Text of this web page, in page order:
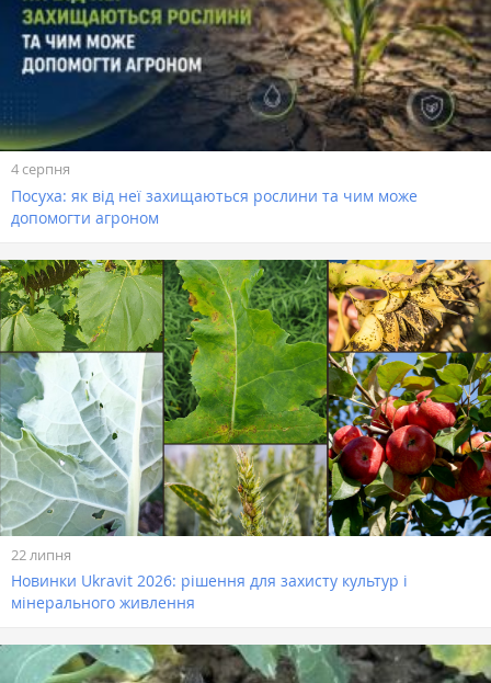
4 серпня
Посуха: як від неї захищаються рослини та чим може
допомогти агроном
22 липня
Новинки Ukravit 2026: рішення для захисту культур і
мінерального живлення